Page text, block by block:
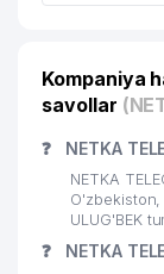
24
25 NORI
26 ARDUS
Kompaniya
savollar
❓ NETKA
NETKA
O'zbekiston,
ULUG'BEK
❓ NETKA